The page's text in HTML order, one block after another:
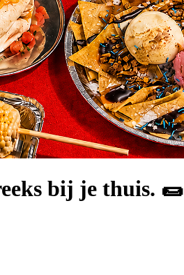
bij je thuis. 🌯